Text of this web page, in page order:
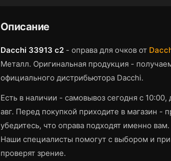
Описание
Dacchi 33913 c2- оправа для очковот
Металл. Оригинальная продукция -
официального дистрибьютора Dacchi.
Есть в наличии - самовывоз сегодня с 10:00,
авг. Перед покупкой приходите в магазин -
убедитесь, что оправаподходят именно вам.
Наши специалисты помогут с выбором и
проверят зрение.